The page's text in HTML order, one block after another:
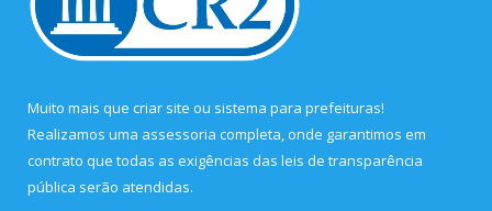
Muito mais que criar site ou sistema para prefeituras!
Realizamos uma assessoria completa, onde garantimos em
contrato que todas as exigências das leis de transparência
pública serão atendidas.